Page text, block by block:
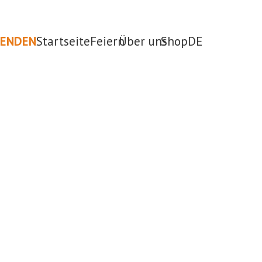
StartseiteFeiernÜber unsShopDE